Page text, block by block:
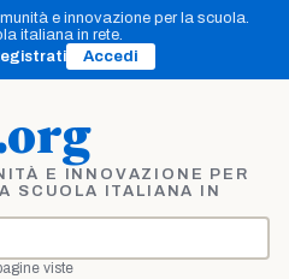
e innovazione per la scuola.
italiana in rete.
Accedi
E INNOVAZIONE PER
SCUOLA ITALIANA IN
viste